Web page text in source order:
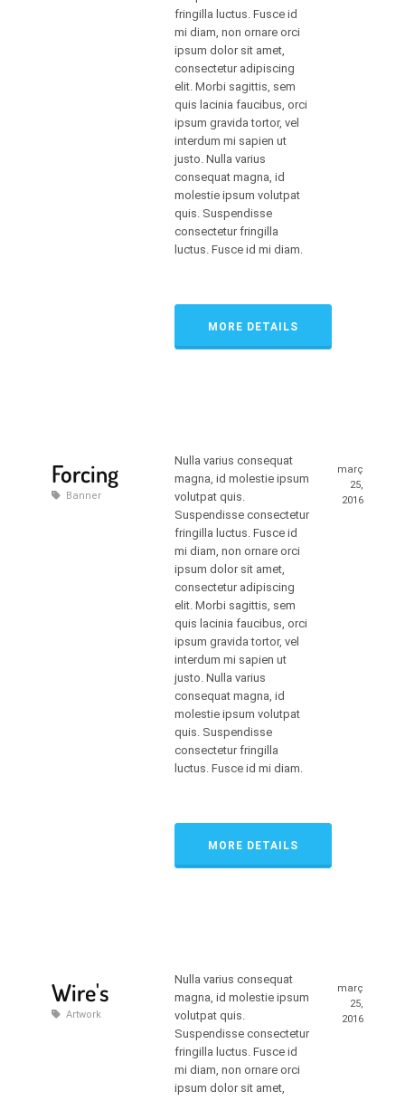
fringilla luctus. Fusce id
mi diam, non ornare orci
ipsum dolor sit amet,
consectetur adipiscing
elit. Morbi sagittis, sem
quis lacinia faucibus, orci
ipsum gravida tortor, vel
interdum mi sapien ut
justo. Nulla varius
consequat magna, id
molestie ipsum volutpat
quis. Suspendisse
consectetur fringilla
luctus. Fusce id mi diam.
MORE DETAILS
Forcing
Banner
març
25,
2016
Nulla varius consequat
magna, id molestie ipsum
volutpat quis.
Suspendisse consectetur
fringilla luctus. Fusce id
mi diam, non ornare orci
ipsum dolor sit amet,
consectetur adipiscing
elit. Morbi sagittis, sem
quis lacinia faucibus, orci
ipsum gravida tortor, vel
interdum mi sapien ut
justo. Nulla varius
consequat magna, id
molestie ipsum volutpat
quis. Suspendisse
consectetur fringilla
luctus. Fusce id mi diam.
MORE DETAILS
Wire's
Artwork
març
25,
2016
Nulla varius consequat
magna, id molestie ipsum
volutpat quis.
Suspendisse consectetur
fringilla luctus. Fusce id
mi diam, non ornare orci
ipsum dolor sit amet,